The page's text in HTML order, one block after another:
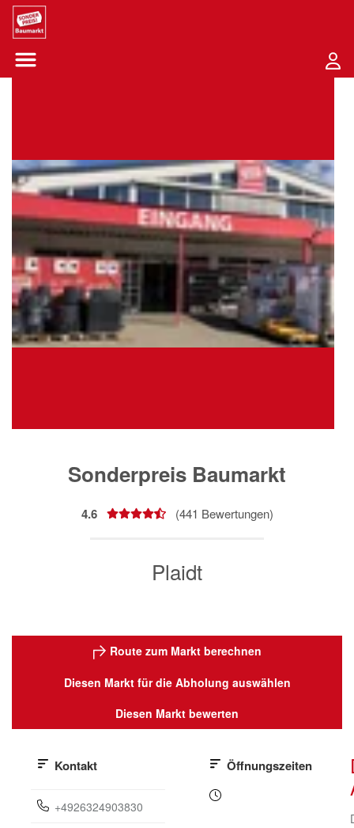
Sounder Preis Logo
Sonderpreis Baumarkt
4.6 (441 Bewertungen)
Plaidt
Route zum Markt berechnen
Diesen Markt für die Abholung auswählen
Diesen Markt bewerten
Öffnungszeiten
Kontakt
+4926324903830